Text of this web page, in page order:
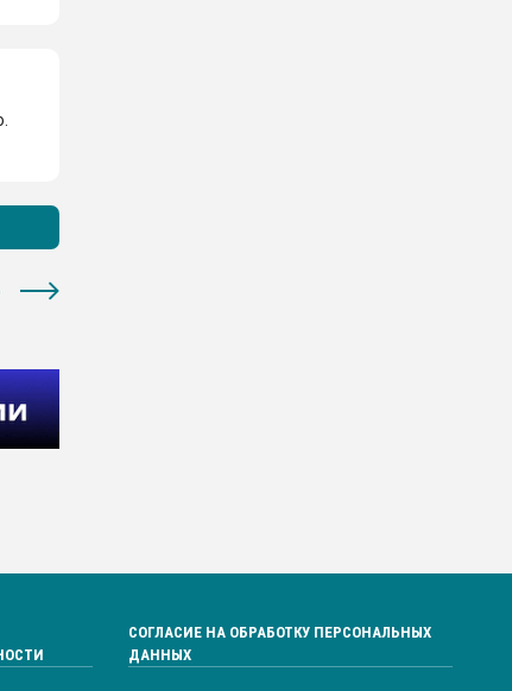
СОГЛАСИЕ НА ОБРАБОТКУ ПЕРСОНАЛЬНЫХ
ДАННЫХ